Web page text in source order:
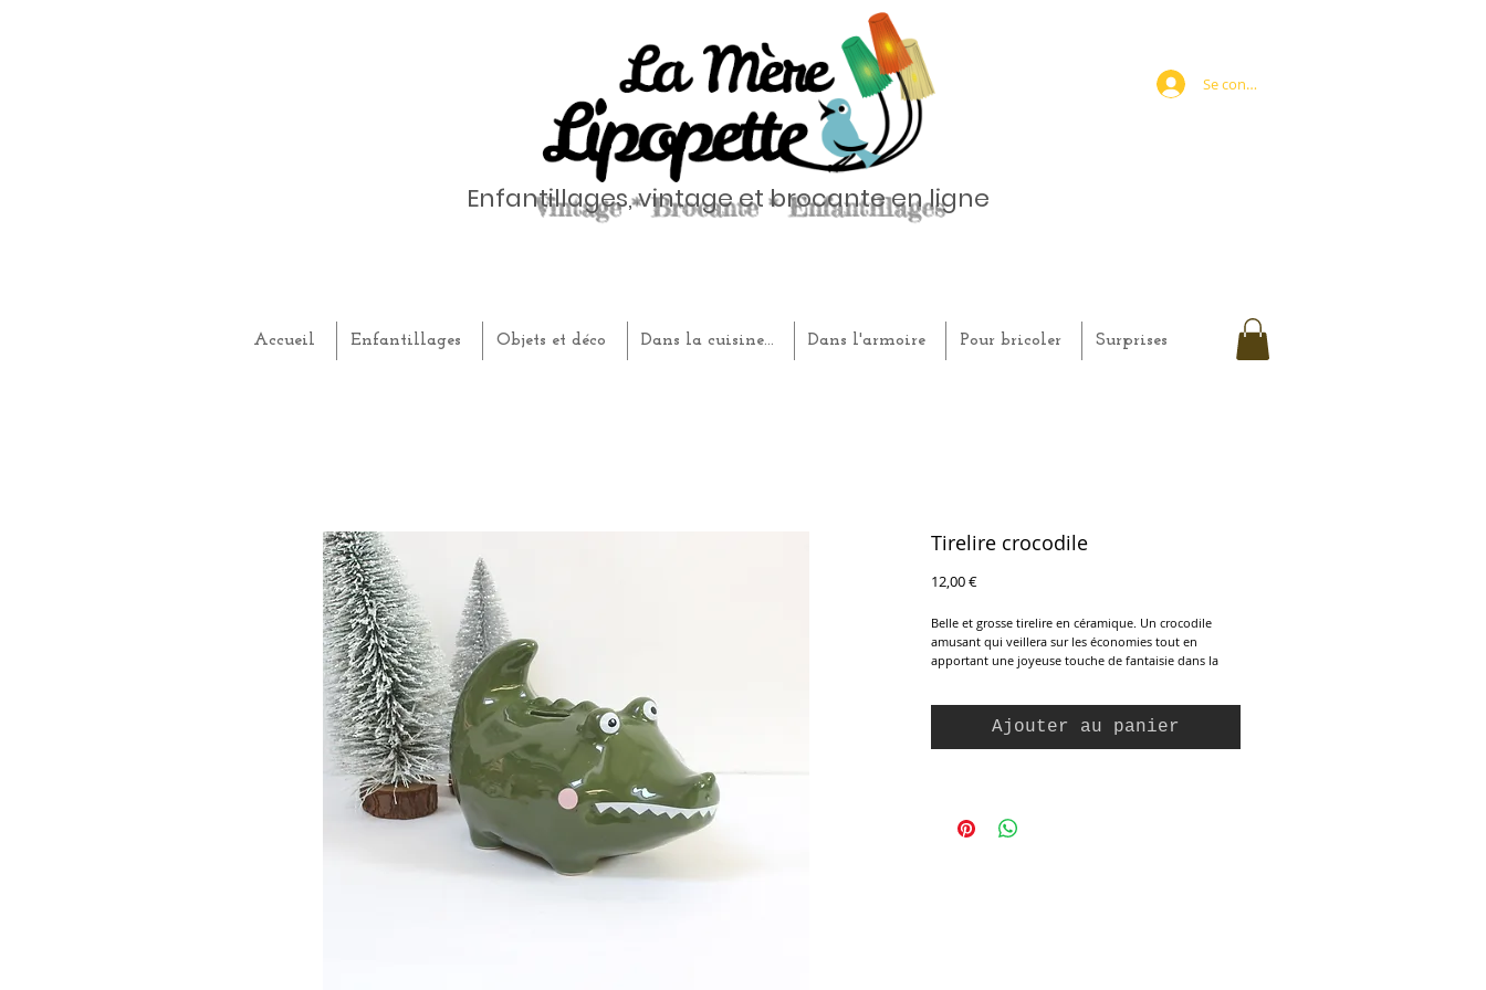
Enfantillages, vintage et brocante en ligne
Accueil Enfantillages Objets et déco Dans la cuisine... Dans l'armoire Pour bricoler Surprises
Se connecter
Tirelire crocodile
12,00 €Prix
Belle et grosse tirelire en céramique. Un crocodile
amusant qui veillera sur les économies tout en
apportant une joyeuse touche de fantaisie dans la
Longueur : 19 cm
Largeur :10 cm
Ajouter au panier